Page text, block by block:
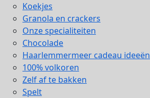
Koekjes
Granola en crackers
Onze specialiteiten
Chocolade
Haarlemmermeer cadeau ideeën
100% volkoren
Zelf af te bakken
Spelt